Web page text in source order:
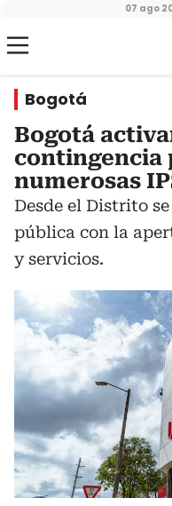
07 ago
Bogotá
Bogotá
contingencia
numerosas
Desde el Distrito
pública con la
y servicios.